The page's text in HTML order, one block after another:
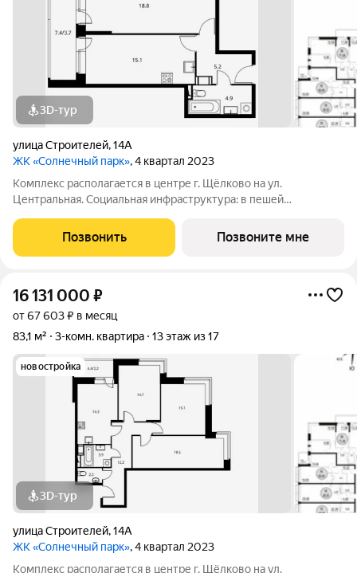
3D-тур
улица Строителей,14А
ЖК «Солнечный парк», 4 квартал 2023
Комплекс располагается в центре г. Щёлково на ул.
Центральная. Социальная инфраструктура: в пешей
инфраструктура: рядом с жилым комплексом расположены
продуктовые супермаркеты, салоны красоты и
Позвонить Позвоните мне
16 131 000 ₽
от 67 603 ₽ в месяц
83,1 м²
3-комн. квартира 13 этаж из 17
новостройка
3D-тур
улица Строителей,14А
ЖК «Солнечный парк», 4 квартал 2023
Комплекс располагается в центре г. Щёлково на ул.